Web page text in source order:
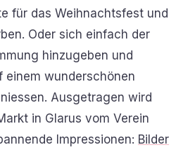
für das Weihnachtsfest und
Oder sich einfach der
hinzugeben und
einem wunderschönen
Ausgetragen wird
in Glarus vom Verein
Impressionen: Bilder